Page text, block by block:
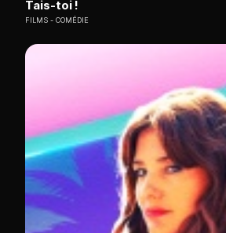
Tais-toi !
FILMS COMÉDIE